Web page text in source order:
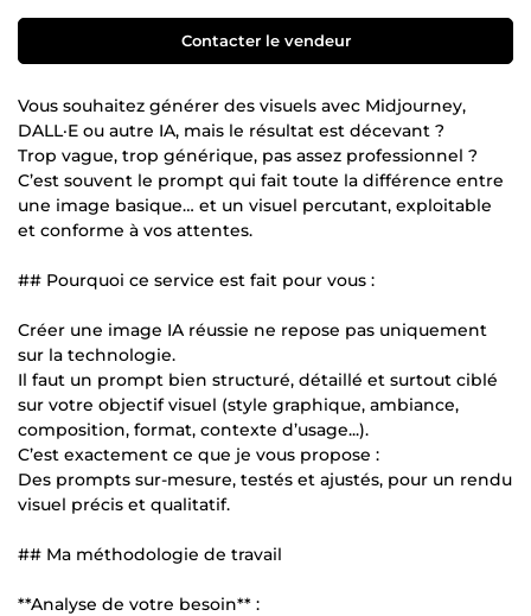
Contacter le vendeur
Vous souhaitez générer des visuels avec Midjourney,
DALL·E ou autre IA, mais le résultat est décevant ?
Trop vague, trop générique, pas assez professionnel ?
C’est souvent le prompt qui fait toute la différence entre
une image basique… et un visuel percutant, exploitable
et conforme à vos attentes.
## Pourquoi ce service est fait pour vous :
Créer une image IA réussie ne repose pas uniquement
sur la technologie.
Il faut un prompt bien structuré, détaillé et surtout ciblé
sur votre objectif visuel (style graphique, ambiance,
composition, format, contexte d’usage...).
C’est exactement ce que je vous propose :
Des prompts sur-mesure, testés et ajustés, pour un rendu
visuel précis et qualitatif.
## Ma méthodologie de travail
**Analyse de votre besoin** :